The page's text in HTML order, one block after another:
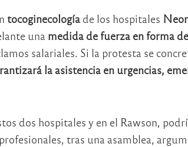
tocoginecologíade los hospitales
una medida de fuerza en forma
salariales. Si la protesta se
la asistencia en urgencias,
dos hospitales y en el Rawson,
tras una asamblea,